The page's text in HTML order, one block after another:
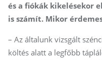
és a fiókák kikelésekor
is számít. Mikor
– Az általunk vizsgált
költés alatt a legfőbb